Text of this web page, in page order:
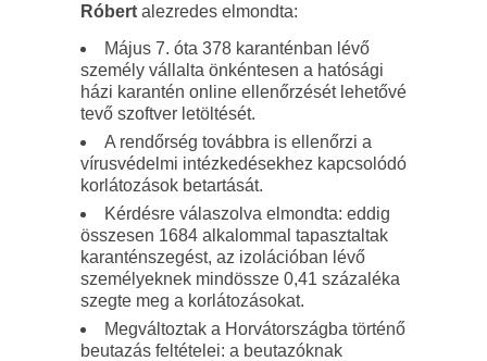
Róbert alezredes elmondta:
Május 7. óta 378 karanténban lévő
személy vállalta önkéntesen a hatósági
házi karantén online ellenőrzését lehetővé
tevő szoftver letöltését.
A rendőrség továbbra is ellenőrzi a
vírusvédelmi intézkedésekhez kapcsolódó
korlátozások betartását.
Kérdésre válaszolva elmondta: eddig
összesen 1684 alkalommal tapasztaltak
karanténszegést, az izolációban lévő
személyeknek mindössze 0,41 százaléka
szegte meg a korlátozásokat.
Megváltoztak a Horvátországba történő
beutazás feltételei: a beutazóknak